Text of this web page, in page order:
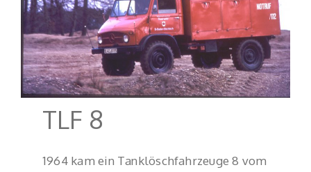
TLF 8
1964 kam ein Tanklöschfahrzeuge 8 vom